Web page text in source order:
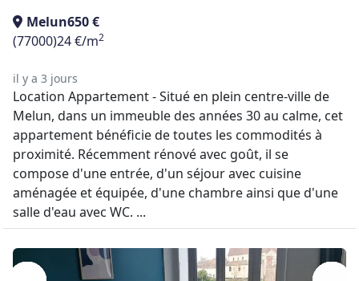
Melun650 €
(77000)24 €/m2
il y a 3 jours
Location Appartement - Situé en plein centre-ville de
Melun, dans un immeuble des années 30 au calme, cet
appartement bénéficie de toutes les commodités à
proximité. Récemment rénové avec goût, il se
compose d'une entrée, d'un séjour avec cuisine
aménagée et équipée, d'une chambre ainsi que d'une
salle d'eau avec WC. ...